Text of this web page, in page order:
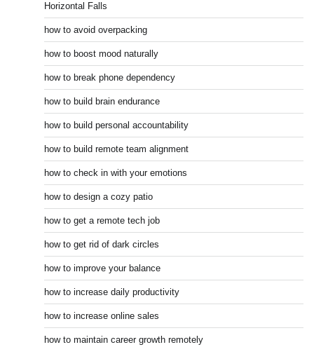
Horizontal Falls
how to avoid overpacking
how to boost mood naturally
how to break phone dependency
how to build brain endurance
how to build personal accountability
how to build remote team alignment
how to check in with your emotions
how to design a cozy patio
how to get a remote tech job
how to get rid of dark circles
how to improve your balance
how to increase daily productivity
how to increase online sales
how to maintain career growth remotely